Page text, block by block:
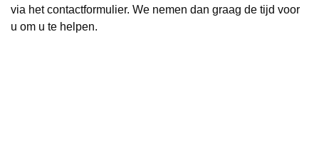
via het contactformulier. We nemen dan graag de tijd voor
u om u te helpen.